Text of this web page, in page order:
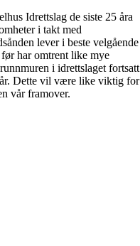
Idrettslag de siste 25 åra
i takt med
lever i beste velgående
har omtrent like mye
i idrettslaget fortsatt
Dette vil være like viktig for
vår framover.